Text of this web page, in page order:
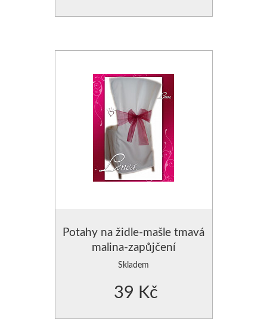
Potahy na židle-mašle tmavá
malina-zapůjčení
Skladem
39 Kč